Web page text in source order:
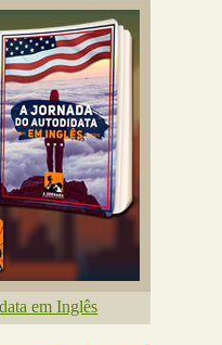
em Inglês